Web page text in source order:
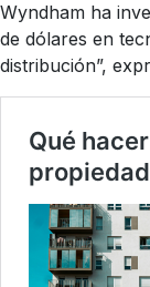
Wyndham ha
de dólares en
distribución”,